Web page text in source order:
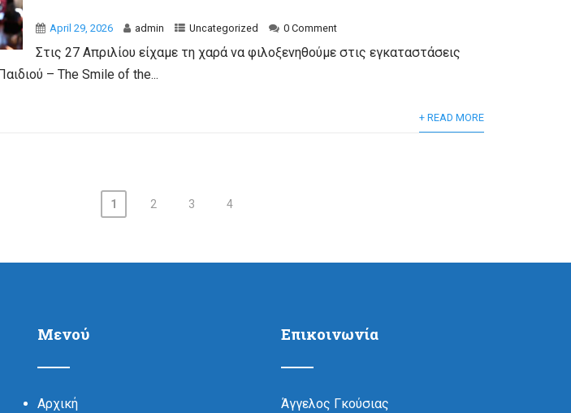
April 29, 2026 admin Uncategorized 0 Comment
Στις 27 Απριλίου είχαμε τη χαρά να φιλοξενηθούμε στις εγκαταστάσεις
– The Smile of the...
+ READ MORE
1 2 3 4
Μενού
Αρχική
Επικοινωνία
Άγγελος Γκούσιας